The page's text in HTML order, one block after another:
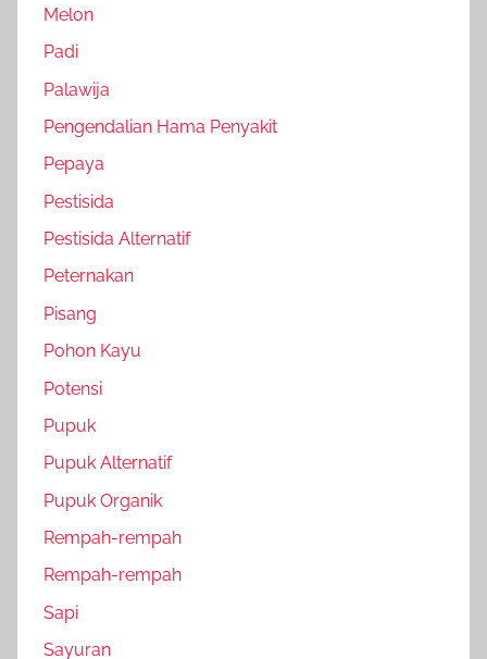
Melon
Padi
Palawija
Pengendalian Hama Penyakit
Pepaya
Pestisida
Pestisida Alternatif
Peternakan
Pisang
Pohon Kayu
Potensi
Pupuk
Pupuk Alternatif
Pupuk Organik
Rempah-rempah
Rempah-rempah
Sapi
Sayuran